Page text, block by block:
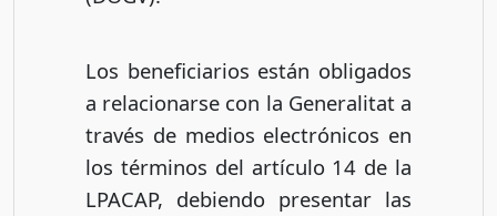
Los beneficiarios están obligados
a relacionarse con la Generalitat a
través de medios electrónicos en
los términos del artículo 14 de la
LPACAP, debiendo presentar las